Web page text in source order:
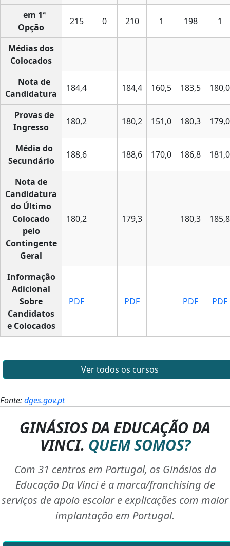
em 1ª
Opção
215 0 210 1 198 1
Médias dos
Colocados
Nota de
Candidatura
184,4 184,4 160,5 183,5 180,0
Provas de
Ingresso
180,2 180,2 151,0 180,3 179,0
Média do
Secundário
188,6 188,6 170,0 186,8 181,0
Nota de
Candidatura
do Último
Colocado
pelo
Contingente
Geral
180,2 179,3 180,3 185,8
Informação
Adicional
Sobre
Candidatos
e Colocados
PDF PDF PDF PDF
Ver todos os cursos
Fonte:dges.gov.pt
GINÁSIOS DA EDUCAÇÃO DA
VINCI. QUEM SOMOS?
Com 31 centros em Portugal, os Ginásios da
Educação Da Vinci é a marca/franchising de
serviços de apoio escolar e explicações com maior
implantação em Portugal.